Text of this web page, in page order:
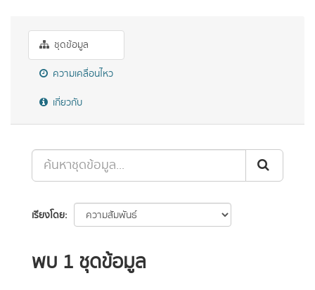
ชุดข้อมูล
ความเคลื่อนไหว
เกี่ยวกับ
เรียงโดย
พบ 1 ชุดข้อมูล